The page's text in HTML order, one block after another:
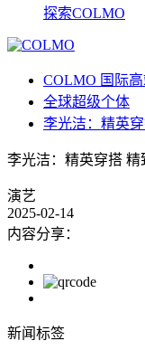
探索COLMO
COLMO 国际
全球超级个体
李光洁：精英
李光洁：精英穿搭 精
演艺
2025-02-14
内容分享：
新闻标签